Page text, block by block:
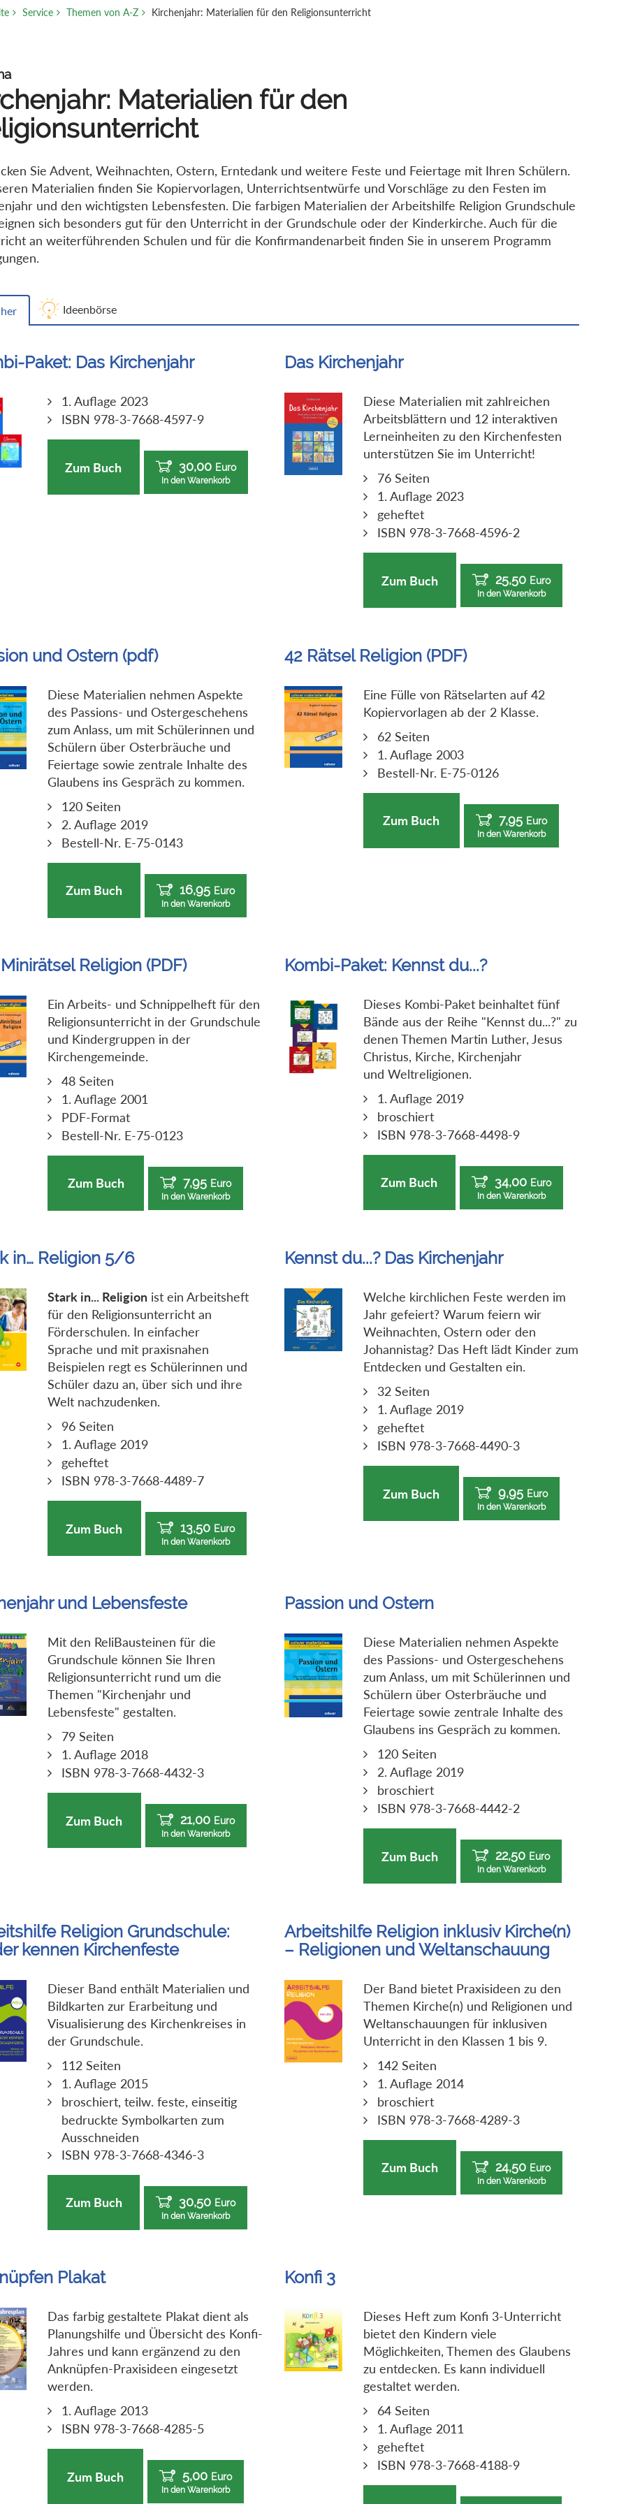
Service Themen von A-Z Kirchenjahr: Materialien für den Religionsunterricht
Materialien für den
Sie Advent, Weihnachten, Ostern, Erntedank und weitere Feste und Feiertage mit Ihren Schülern.
Materialien finden Sie Kopiervorlagen, Unterrichtsentwürfe und Vorschläge zu den Festen im
und den wichtigsten Lebensfesten. Die farbigen Materialien der Arbeitshilfe Religion Grundschule
sich besonders gut für den Unterricht in der Grundschule oder der Kinderkirche. Auch für die
an weiterführenden Schulen und für die Konfirmandenarbeit finden Sie in unserem Programm
Ideenbörse
Paket: Das Kirchenjahr
1. Auflage 2023
ISBN 978-3-7668-4597-9
Zum Buch 30,00 Euro
In den Warenkorb
Das Kirchenjahr
Diese Materialien mit zahlreichen
Arbeitsblättern und 12 interaktiven
Lerneinheiten zu den Kirchenfesten
unterstützen Sie im Unterricht!
76 Seiten
1. Auflage 2023
geheftet
ISBN 978-3-7668-4596-2
Zum Buch 25,50 Euro
In den Warenkorb
und Ostern (pdf)
Diese Materialien nehmen Aspekte
des Passions- und Ostergeschehens
zum Anlass, um mit Schülerinnen und
Schülern über Osterbräuche und
Feiertage sowie zentrale Inhalte des
Glaubens ins Gespräch zu kommen.
120 Seiten
2. Auflage 2019
Bestell-Nr. E-75-0143
Zum Buch 16,95 Euro
In den Warenkorb
42 Rätsel Religion (PDF)
Eine Fülle von Rätselarten auf 42
Kopiervorlagen ab der 2 Klasse.
62 Seiten
1. Auflage 2003
Bestell-Nr. E-75-0126
Zum Buch 7,95 Euro
In den Warenkorb
Religion (PDF)
Ein Arbeits- und Schnippelheft für den
Religionsunterricht in der Grundschule
und Kindergruppen in der
Kirchengemeinde.
48 Seiten
1. Auflage 2001
PDF-Format
Bestell-Nr. E-75-0123
Zum Buch 7,95 Euro
In den Warenkorb
Kombi-Paket: Kennst du...?
Dieses Kombi-Paket beinhaltet fünf
Bände aus der Reihe "Kennst du...?" zu
denen Themen Martin Luther, Jesus
Christus, Kirche, Kirchenjahr
und Weltreligionen.
1. Auflage 2019
broschiert
ISBN 978-3-7668-4498-9
Zum Buch 34,00 Euro
In den Warenkorb
in… Religion 5/6
Stark in... Religion ist ein Arbeitsheft
für den Religionsunterricht an
Förderschulen. In einfacher
Sprache und mit praxisnahen
Beispielen regt es Schülerinnen und
Schüler dazu an, über sich und ihre
Welt nachzudenken.
96 Seiten
1. Auflage 2019
geheftet
ISBN 978-3-7668-4489-7
Zum Buch 13,50 Euro
In den Warenkorb
Kennst du...? Das Kirchenjahr
Welche kirchlichen Feste werden im
Jahr gefeiert? Warum feiern wir
Weihnachten, Ostern oder den
Johannistag? Das Heft lädt Kinder zum
Entdecken und Gestalten ein.
32 Seiten
1. Auflage 2019
geheftet
ISBN 978-3-7668-4490-3
Zum Buch 9,95 Euro
In den Warenkorb
und Lebensfeste
Mit den ReliBausteinen für die
Grundschule können Sie Ihren
Religionsunterricht rund um die
Themen "Kirchenjahr und
Lebensfeste" gestalten.
79 Seiten
1. Auflage 2018
ISBN 978-3-7668-4432-3
Zum Buch 21,00 Euro
In den Warenkorb
Passion und Ostern
Diese Materialien nehmen Aspekte
des Passions- und Ostergeschehens
zum Anlass, um mit Schülerinnen und
Schülern über Osterbräuche und
Feiertage sowie zentrale Inhalte des
Glaubens ins Gespräch zu kommen.
120 Seiten
2. Auflage 2019
broschiert
ISBN 978-3-7668-4442-2
Zum Buch 22,50 Euro
In den Warenkorb
Religion Grundschule:
kennen Kirchenfeste
Dieser Band enthält Materialien und
Bildkarten zur Erarbeitung und
Visualisierung des Kirchenkreises in
der Grundschule.
112 Seiten
1. Auflage 2015
broschiert, teilw. feste, einseitig
bedruckte Symbolkarten zum
Ausschneiden
ISBN 978-3-7668-4346-3
Zum Buch 30,50 Euro
In den Warenkorb
Arbeitshilfe Religion inklusiv Kirche(n)
– Religionen und Weltanschauung
Der Band bietet Praxisideen zu den
Themen Kirche(n) und Religionen und
Weltanschauungen für inklusiven
Unterricht in den Klassen 1 bis 9.
142 Seiten
1. Auflage 2014
broschiert
ISBN 978-3-7668-4289-3
Zum Buch 24,50 Euro
In den Warenkorb
Plakat
Das farbig gestaltete Plakat dient als
Planungshilfe und Übersicht des Konfi-
Jahres und kann ergänzend zu den
Anknüpfen-Praxisideen eingesetzt
werden.
1. Auflage 2013
ISBN 978-3-7668-4285-5
Zum Buch 5,00 Euro
In den Warenkorb
Konfi 3
Dieses Heft zum Konfi 3-Unterricht
bietet den Kindern viele
Möglichkeiten, Themen des Glaubens
zu entdecken. Es kann individuell
gestaltet werden.
64 Seiten
1. Auflage 2011
geheftet
ISBN 978-3-7668-4188-9